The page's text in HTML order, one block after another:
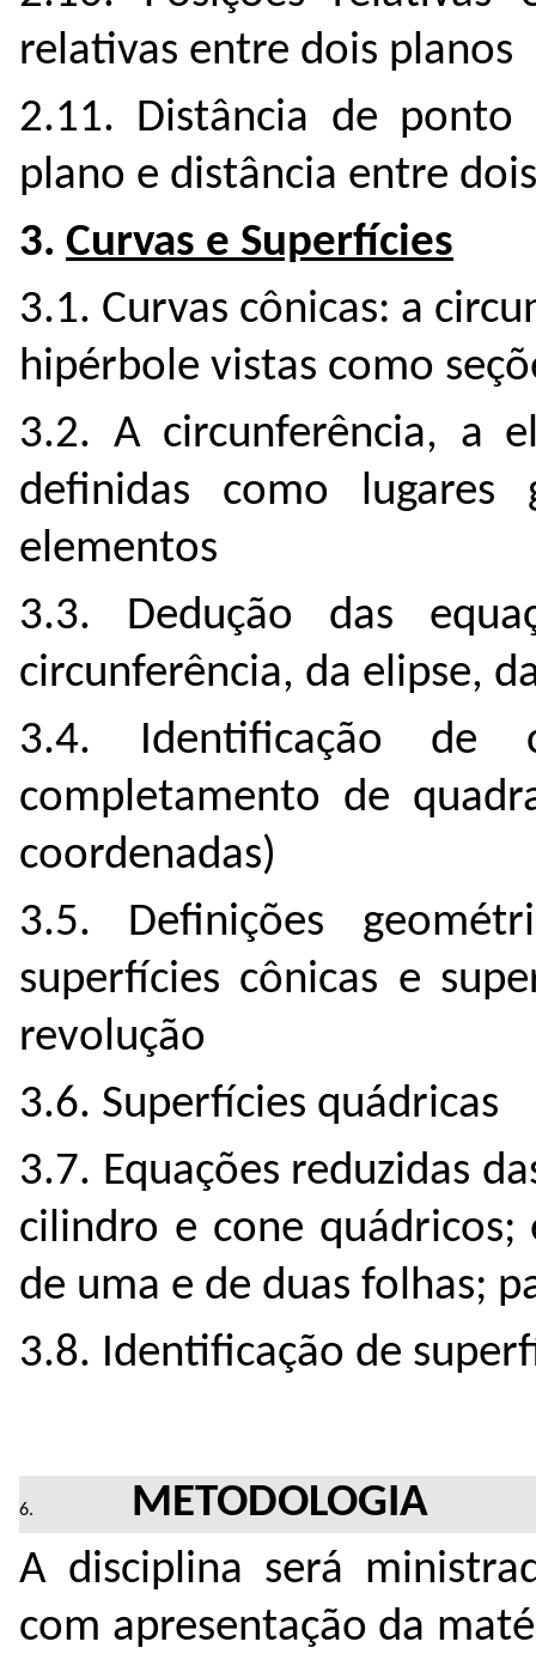
relativas entre dois planos
2.11. Distância de
plano e distância entre
3. Curvas e Superfícies
3.1. Curvas cônicas: a
hipérbole vistas como
3.2. A circunferência, a
definidas como
elementos
3.3. Dedução das
circunferência, da elipse,
3.4. Identificação
completamento de
coordenadas)
3.5. Definições
superfícies cônicas e
revolução
3.6. Superfícies quádricas
3.7. Equações reduzidas
cilindro e cone quádricos;
de uma e de duas folhas;
3.8. Identificação de
METODOLOGIA
A disciplina será
com apresentação da